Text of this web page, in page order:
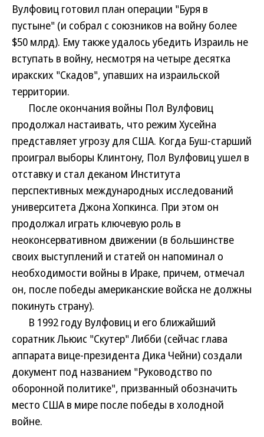
Вулфовиц готовил план операции "Буря в
пустыне" (и собрал с союзников на войну более
$50 млрд). Ему также удалось убедить Израиль не
вступать в войну, несмотря на четыре десятка
иракских "Скадов", упавших на израильской
территории.
После окончания войны Пол Вулфовиц
продолжал настаивать, что режим Хусейна
представляет угрозу для США. Когда Буш-старший
проиграл выборы Клинтону, Пол Вулфовиц ушел в
отставку и стал деканом Института
перспективных международных исследований
университета Джона Хопкинса. При этом он
продолжал играть ключевую роль в
неоконсервативном движении (в большинстве
своих выступлений и статей он напоминал о
необходимости войны в Ираке, причем, отмечал
он, после победы американские войска не должны
покинуть страну).
В 1992 году Вулфовиц и его ближайший
соратник Льюис "Скутер" Либби (сейчас глава
аппарата вице-президента Дика Чейни) создали
документ под названием "Руководство по
оборонной политике", призванный обозначить
место США в мире после победы в холодной
войне.